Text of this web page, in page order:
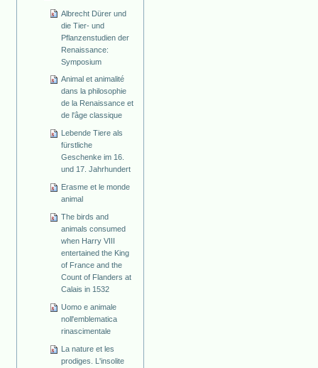
Albrecht Dürer und
die Tier- und
Pflanzenstudien der
Renaissance:
Symposium
Animal et animalité
dans la philosophie
de la Renaissance et
de l'âge classique
Lebende Tiere als
fürstliche
Geschenke im 16.
und 17. Jahrhundert
Erasme et le monde
animal
The birds and
animals consumed
when Harry VIII
entertained the King
of France and the
Count of Flanders at
Calais in 1532
Uomo e animale
noll'emblematica
rinascimentale
La nature et les
prodiges. L'insolite